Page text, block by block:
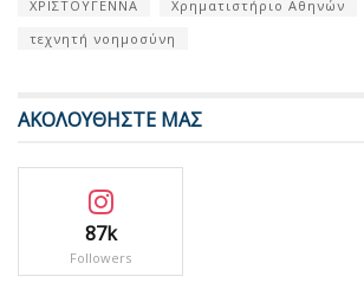
ΧΡΙΣΤΟΥΓΕΝΝΑ
Χρηματιστήριο Αθηνών
τεχνητή νοημοσύνη
ΑΚΟΛΟΥΘΗΣΤΕ ΜΑΣ
87k
Followers